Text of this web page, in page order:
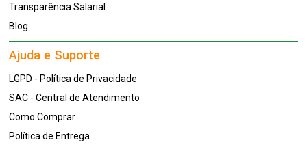
Transparência Salarial
Blog
Ajuda e Suporte
LGPD - Política de Privacidade
SAC - Central de Atendimento
Como Comprar
Política de Entrega